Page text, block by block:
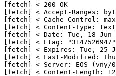
[fetch] < 200 OK
[fetch] < Accept-Ranges:
[fetch] < Cache-Control: max-
[fetch] < Content-Type:
[fetch] < Date: Tue, 18 Jun
[fetch] < Etag: "3147526947"
[fetch] < Expires: Tue, 25
[fetch] < Last-Modified:
[fetch] < Server: EOS (vny/
[fetch] < Content-Length: